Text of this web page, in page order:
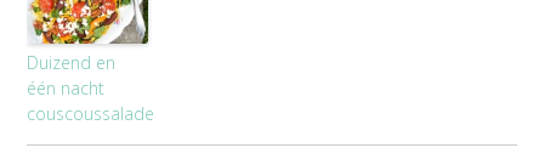
Duizend en
één nacht
couscoussalade